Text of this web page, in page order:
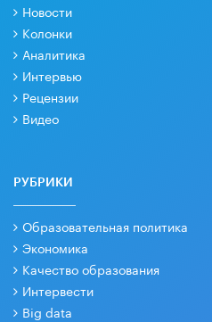
Новости
Колонки
Аналитика
Интервью
Рецензии
Видео
РУБРИКИ
Образовательная политика
Экономика
Качество образования
Интервести
Big data